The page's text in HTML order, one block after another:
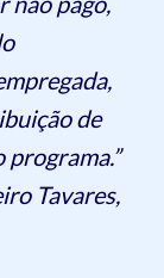
de
Tavares,